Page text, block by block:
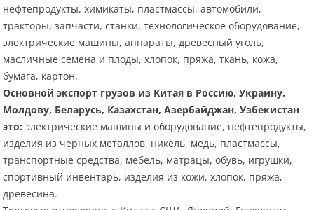
нефтепродукты, химикаты, пластмассы, автомобили,
тракторы, запчасти, станки, технологическое оборудование,
электрические машины, аппараты, древесный уголь,
масличные семена и плоды, хлопок, пряжа, ткань, кожа,
бумага, картон.
Основной экспорт грузов из Китая в Россию, Украину,
Молдову, Беларусь, Казахстан, Азербайджан, Узбекистан
это:электрические машины и оборудование, нефтепродукты,
изделия из черных металлов, никель, медь, пластмассы,
транспортные средства, мебель, матрацы, обувь, игрушки,
спортивный инвентарь, изделия из кожи, хлопок, пряжа,
древесина.